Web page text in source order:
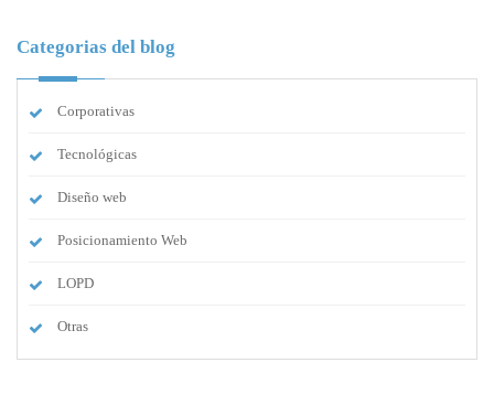
Categorias del blog
Corporativas
Tecnológicas
Diseño web
Posicionamiento Web
LOPD
Otras